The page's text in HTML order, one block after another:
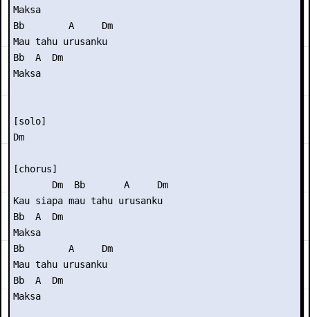
Maksa
Bb        A     Dm
Mau tahu urusanku
Bb  A  Dm
Maksa
[solo]
Dm
[chorus]
       Dm  Bb       A     Dm
Kau siapa mau tahu urusanku
Bb  A  Dm
Maksa
Bb        A     Dm
Mau tahu urusanku
Bb  A  Dm
Maksa